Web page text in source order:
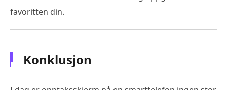
favoritten din.
Konklusjon